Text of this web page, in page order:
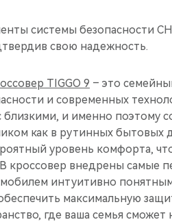
системы безопасности
свою надежность.
TIGGO 9 – это
и современных
близкими, и именно поэтому
как в рутинных бытовых
уровень комфорта,
кроссовер внедрены самые
интуитивно
максимальную
где ваша семья